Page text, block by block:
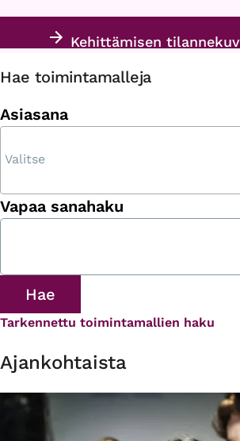
Kehittämisen
Hae toimintamalleja
Asiasana
Vapaa sanahaku
Tarkennettu toimintamallien haku
Ajankohtaista